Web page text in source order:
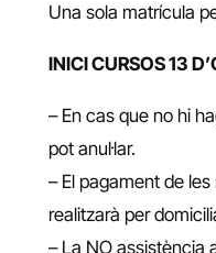
Una sola matrícula
INICI CURSOS 13
– En cas que no hi
pot anul·lar.
– El pagament de
realitzarà per
– La NO assistència